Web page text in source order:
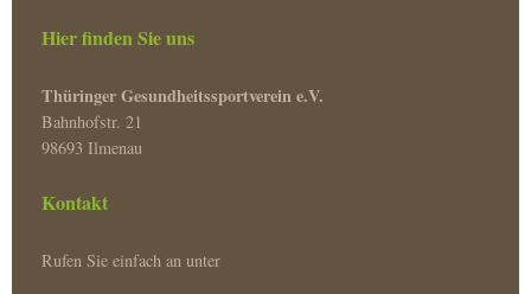
Hier finden Sie uns
Thüringer Gesundheitssportverein e.V.
Bahnhofstr. 21
98693 Ilmenau
Kontakt
Rufen Sie einfach an unter